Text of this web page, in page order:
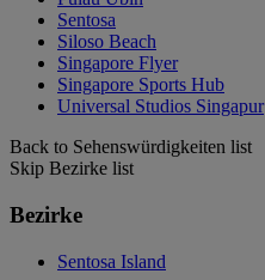
Sentosa
Siloso Beach
Singapore Flyer
Singapore Sports Hub
Universal Studios Singapur
Back to Sehenswürdigkeiten list
Skip Bezirke list
Bezirke
Sentosa Island